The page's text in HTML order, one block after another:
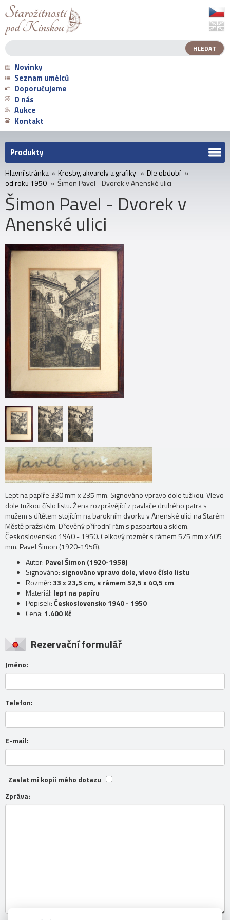
Novinky
Seznam umělců
Doporučujeme
O nás
Aukce
Kontakt
Produkty
Hlavní stránka » Kresby, akvarely a grafiky » Dle období »
od roku 1950 » Šimon Pavel - Dvorek v Anenské ulici
Šimon Pavel - Dvorek v
Anenské ulici
Lept na papíře 330 mm x 235 mm. Signováno vpravo dole tužkou. Vlevo
dole tužkou číslo listu. Žena rozprávějící z pavlače druhého patra s
mužem s dítětem stojícím na barokním dvorku v Anenské ulici na Starém
Městě pražském. Dřevěný přírodní rám s paspartou a sklem.
Československo 1940 - 1950. Celkový rozměr s rámem 525 mm x 405
mm. Pavel Šimon (1920-1958).
Autor: Pavel Šimon (1920-1958)
Signováno: signováno vpravo dole, vlevo číslo listu
Rozměr: 33 x 23,5 cm, s rámem 52,5 x 40,5 cm
Materiál: lept na papíru
Popisek:Československo 1940 - 1950
Cena: 1.400 Kč
Rezervační formulář
Jméno:
Telefon:
E-mail:
Zaslat mi kopii mého dotazu
Zpráva: